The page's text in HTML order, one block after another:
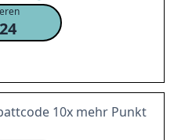
10x mehr Punkt